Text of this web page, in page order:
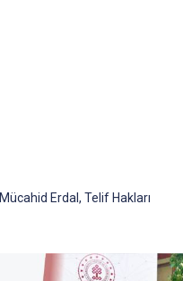
Mücahid Erdal, Telif Hakları